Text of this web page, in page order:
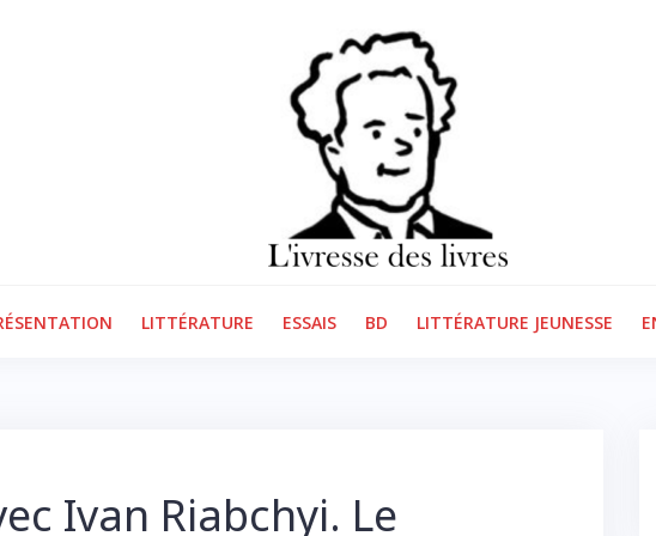
LITTÉRATURE ESSAIS BD LITTÉRATURE JEUNESSE
Ivan Riabchyi. Le